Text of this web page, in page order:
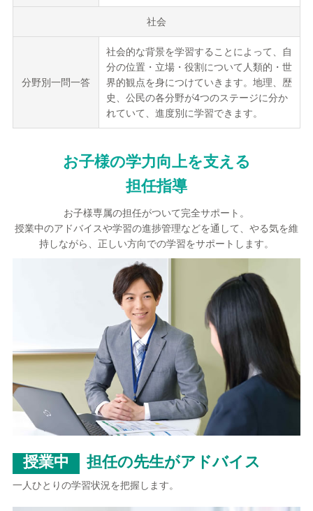
社会
分野別一問一答
社会的な背景を学習することによって、自
分の位置・立場・役割について人類的・世
界的観点を身につけていきます。地理、歴
史、公民の各分野が4つのステージに分か
れていて、進度別に学習できます。
お子様の学力向上を支える
担任指導
お子様専属の担任がついて完全サポート。
授業中のアドバイスや学習の進捗管理などを通して、やる気を維
持しながら、正しい方向での学習をサポートします。
授業中 担任の先生がアドバイス
一人ひとりの学習状況を把握します。